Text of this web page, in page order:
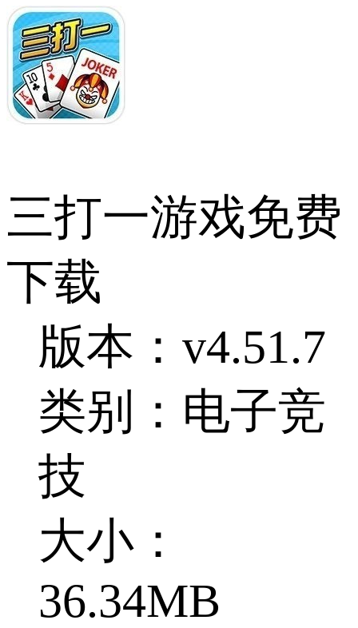
三打一游戏免费
下载
版本：v4.51.7
类别：电子竞
技
大小：
36.34MB